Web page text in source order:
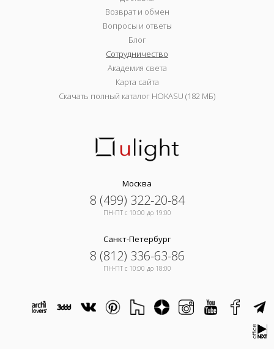
Возврат и обмен
Вопросы и ответы
Блог
Сотрудничество
Академия света
Карта сайта
Скачать полный каталог HOKASU (182 МБ)
Москва
8 (499) 322-20-84
ПН-ПТ c 10:00 до 19:00
Санкт-Петербург
8 (812) 336-63-86
ПН-ПТ c 10:00 до 18:00